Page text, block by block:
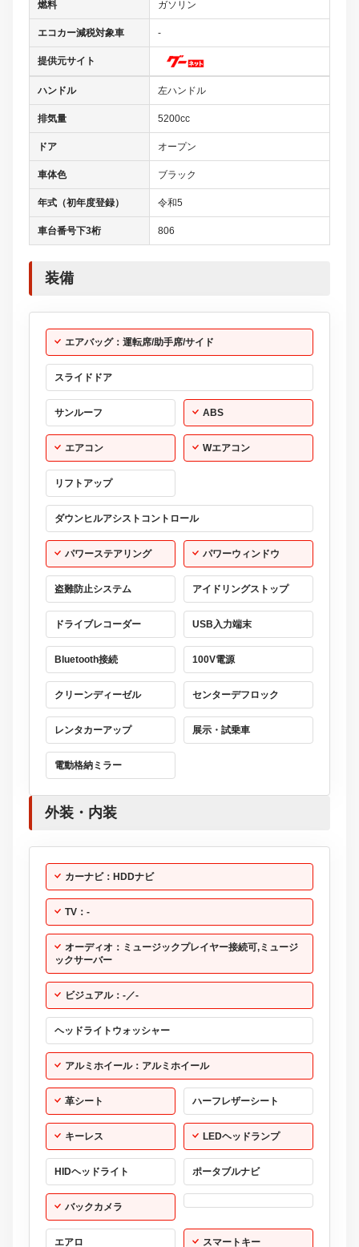
燃料 ガソリン
エコカー減税対象車 -
提供元サイト
ハンドル 左ハンドル
排気量 5200cc
ドア オープン
車体色 ブラック
年式（初年度登録） 令和5
車台番号下3桁 806
装備
エアバッグ：運転席/助手席/サイド
スライドドア
サンルーフ ABS
エアコン Wエアコン
リフトアップ
ダウンヒルアシストコントロール
パワーステアリング パワーウィンドウ
盗難防止システム アイドリングストップ
ドライブレコーダー USB入力端末
Bluetooth接続 100V電源
クリーンディーゼル センターデフロック
レンタカーアップ 展示・試乗車
電動格納ミラー
外装・内装
カーナビ：HDDナビ
TV：-
オーディオ：ミュージックプレイヤー接続可,ミュージ
ックサーバー
ビジュアル：-／-
ヘッドライトウォッシャー
アルミホイール：アルミホイール
革シート ハーフレザーシート
キーレス LEDヘッドランプ
HIDヘッドライト ポータブルナビ
バックカメラ
エアロ スマートキー